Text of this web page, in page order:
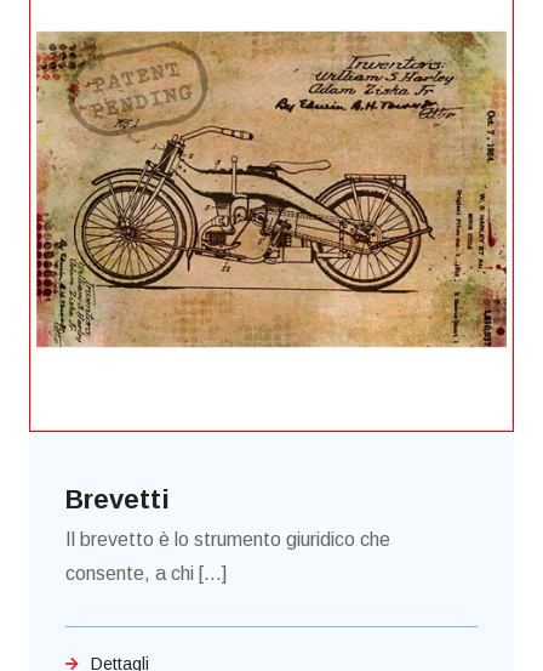
Brevetti
Il brevetto è lo strumento giuridico che
consente, a chi [...]
Dettagli